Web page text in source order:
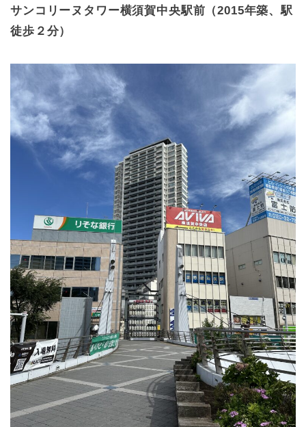
サンコリーヌタワー横須賀中央駅前（2015年築、駅
徒歩２分）